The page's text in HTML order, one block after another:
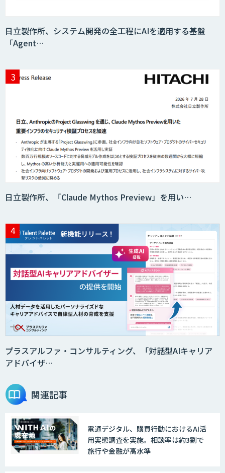
匠KIBIT零
saki-mori
AI・DXコンサルティング伴走支援サービ
AI受託開発（データ分析・画像認識）
デジフロー
日立製作所、システム開発の全工程にAIを適用する基盤
「Agent…
日立製作所、「Claude Mythos Preview」を用い…
プラスアルファ・コンサルティング、「対話型AIキャリア
アドバイザ…
関連記事
電通デジタル、購買行動におけるAI活
用実態調査を実施。相談率は約3割で
旅行や金融が高水準